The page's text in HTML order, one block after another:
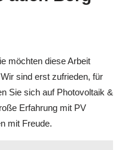
möchten diese Arbeit
sind erst zufrieden, für
Sie sich auf Photovoltaik &
Erfahrung mit PV
mit Freude.